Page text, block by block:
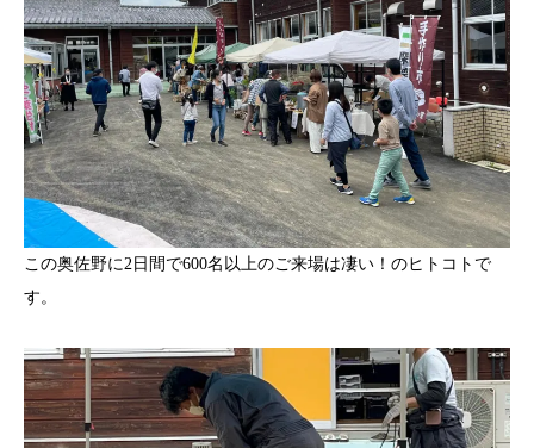
この奥佐野に2日間で600名以上のご来場は凄い！のヒトコトで
す。